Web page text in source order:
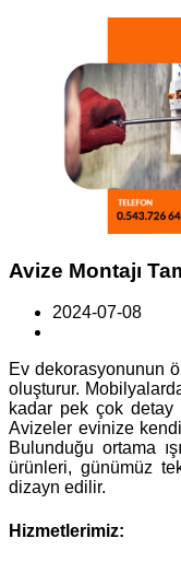
Avize Montajı
2024-07-08
Ev dekorasyonunun
oluşturur.
kadar pek çok detay
Avizeler evinize
Bulunduğu ortama
ürünleri, günümüz
dizayn edilir.
Hizmetlerimiz: